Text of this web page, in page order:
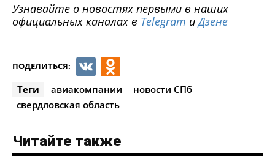
Узнавайте о новостях первыми в наших
официальных каналах в Telegram иДзене
ПОДЕЛИТЬСЯ: VK
Теги авиакомпании
новости СПб
свердловская область
Читайте также